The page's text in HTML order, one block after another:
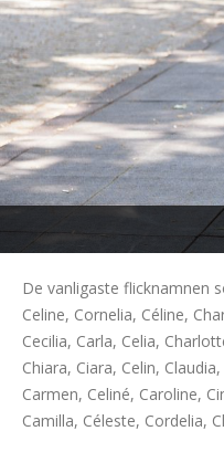
De vanligaste flicknamnen
Celine, Cornelia, Céline,
Cecilia, Carla, Celia,
Chiara, Ciara, Celin,
Carmen, Celiné, Caroline,
Camilla, Céleste, Cordelia,